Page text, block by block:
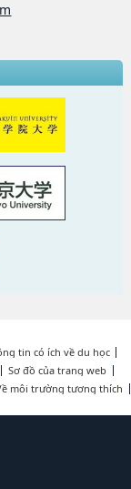
tin có ích về du học
Sơ đồ của trang web
môi trường tương thích